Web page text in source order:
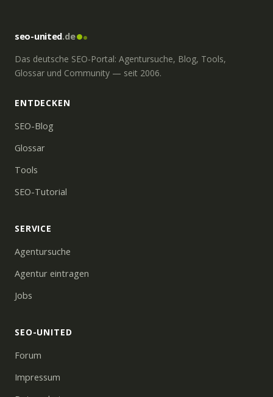
seo-united.de
Das deutsche SEO-Portal: Agentursuche, Blog, Tools,
Glossar und Community — seit 2006.
ENTDECKEN
SEO-Blog
Glossar
Tools
SEO-Tutorial
SERVICE
Agentursuche
Agentur eintragen
Jobs
SEO-UNITED
Forum
Impressum